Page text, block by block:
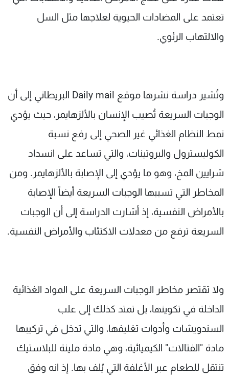
تعتمد على المضادات الحيوية لعلاجها مثل السل
والالتهاب الرئوي.
وتُشير دراسة نشرها موقع Daily mail البريطاني إلى أن
الوجبات السريعة تُصيب الإنسان بالألزهايمر، حيث يؤدي
نمط النظام الغذائي غير الصحي إلى رفع نسبة
الكوليسترول والبروتينات، والتي تساعد على انسداد
شرايين المخ، وهو ما يؤدي إلى الإصابة بالألزهايمر. ومن
المخاطر التي تسببها الوجبات السريعة أيضاً الإصابة
بالأمراض النفسية، إذ أشارت الدراسة إلى أن الوجبات
السريعة ترفع من معدلات الاكتئاب والأمراض النفسية.
ولا تقتصر مخاطر الوجبات السريعة على المواد الغذائية
الداخلة في تكوينها، بل تمتد كذلك إلى علب
السندويشات وأدوات تغليفها، والتي تدخل في تركيبها
مادة "الفتالات" الكيميائية، وهي مادة ملينة للبلاستيك
تنتقل للطعام عبر الأغلفة التي يُلف بها. إذ انه وفق